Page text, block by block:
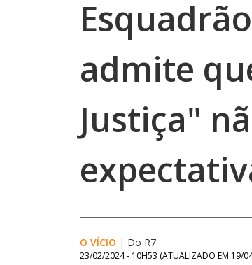
admite
Justiça"
O VÍCIO | Do R7
23/02/2024 - 10H53 (ATUALIZADO EM 19/